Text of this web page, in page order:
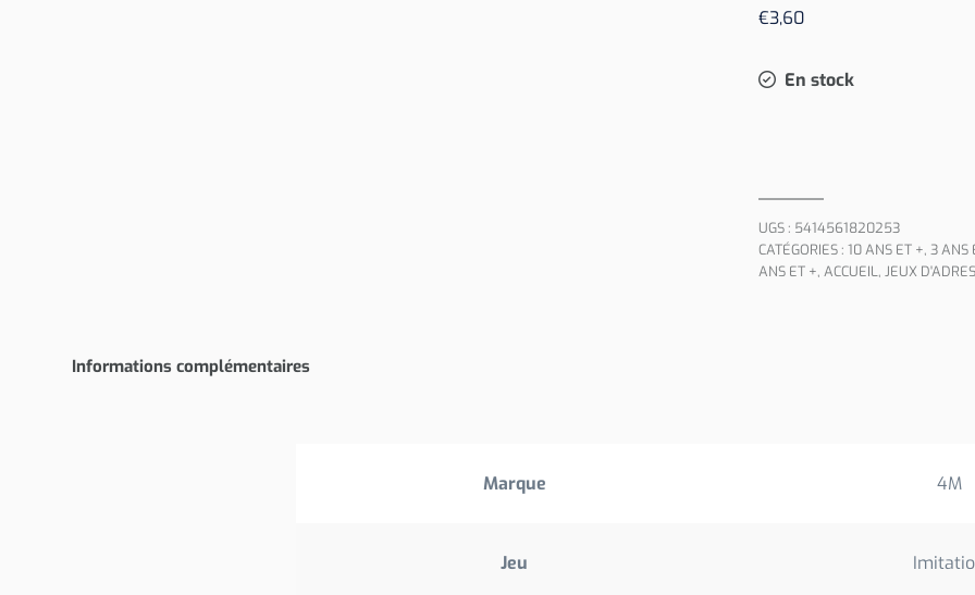
€3,60
En stock
UGS : 5414561820253
CATÉGORIES : 10 ANS ET +, 3 ANS
ANS ET +, ACCUEIL, JEUX
Informations complémentaires
Marque 4M
Jeu